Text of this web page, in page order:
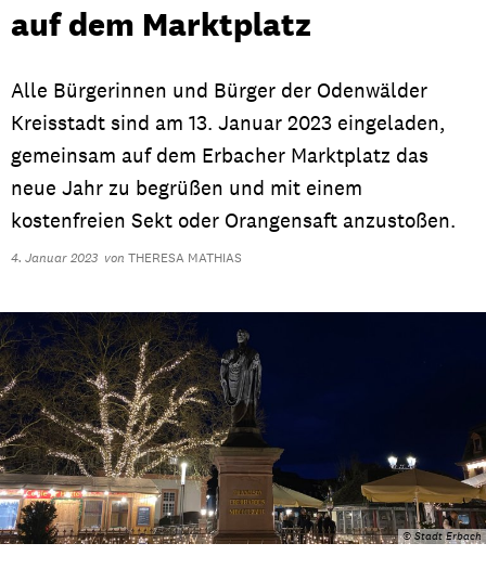
auf dem Marktplatz
Alle Bürgerinnen und Bürger der Odenwälder
Kreisstadt sind am 13. Januar 2023 eingeladen,
gemeinsam auf dem Erbacher Marktplatz das
neue Jahr zu begrüßen und mit einem
kostenfreien Sekt oder Orangensaft anzustoßen.
4. Januar 2023 von THERESA MATHIAS
© Stadt Erbach